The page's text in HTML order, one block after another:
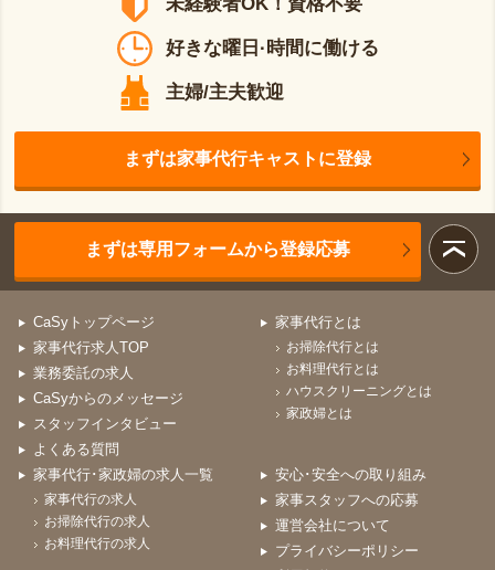
未経験者OK！資格不要
好きな曜日·時間に働ける
主婦/主夫歓迎
まずは家事代行キャストに登録
まずは専用フォームから登録応募
CaSyトップページ
家事代行求人TOP
業務委託の求人
CaSyからのメッセージ
スタッフインタビュー
よくある質問
家事代行とは
お掃除代行とは
お料理代行とは
ハウスクリーニングとは
家政婦とは
家事代行･家政婦の求人一覧
家事代行の求人
お掃除代行の求人
お料理代行の求人
安心･安全への取り組み
家事スタッフへの応募
運営会社について
プライバシーポリシー